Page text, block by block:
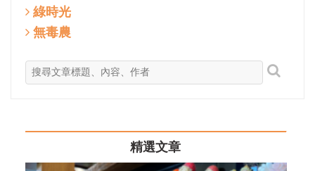
綠時光
無毒農
精選文章